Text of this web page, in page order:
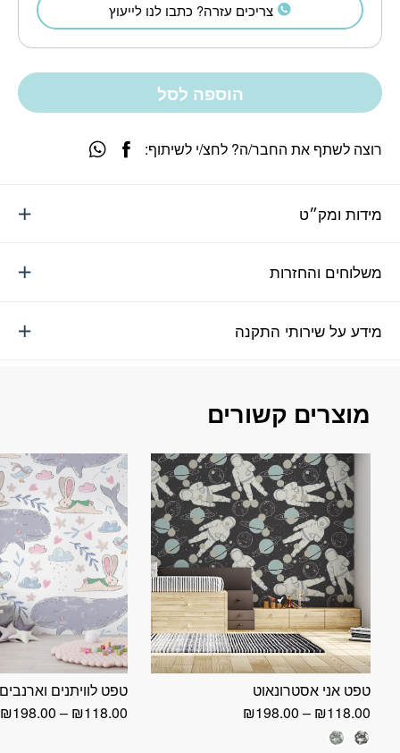
צריכים עזרה? כתבו לנו לייעוץ
הוספה לסל
מידות ומק״ט
משלוחים והחזרות
מידע על שירותי התקנה
רוצה לשתף את החבר/ה? לחצ/י לשיתוף:
מוצרים קשורים
טפט אני אסטרונאוט
₪118.00
–
₪198.00
טפט לוויתנים
₪118.00
–
₪198.00